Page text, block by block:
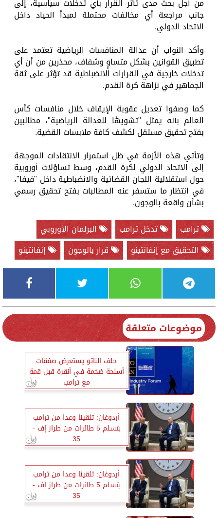
من أجل بحث مدى تأثر القرار بأي تدخلات سياسية، إلى
جانب مراجعة أي مخالفات محتملة لمبدأ الحياد داخل
الاتحاد الدولي.
وأكد النواب أن عدالة المنافسات الرياضية تعتمد على
تطبيق القوانين بشكل متساوٍ وشفاف، محذرين من أن أي
تدخلات خارجية في القرارات الانضباطية قد تؤثر على ثقة
الجماهير في نزاهة كرة القدم.
كما وصفوا تعديل عقوبة الإيقاف خلال منافسات كأس
العالم بأنه يمثل "تشويهًا للعدالة الرياضية"، مطالبين
بفتح تحقيق مستقل لكشف كافة ملابسات القضية.
وتأتي هذه الأزمة في ظل استمرار الانتقادات الموجهة
إلى الاتحاد الدولي لكرة القدم، وسط تساؤلات أوروبية
حول استقلالية اللجان القضائية والانضباطية داخل "فيفا"،
في انتظار ما ستسفر عنه المطالبات بفتح تحقيق رسمي
بشأن واقعة بالوجون.
ترامب
تدخل ترامب
البرلمان الأوروبي
التحقيق مع إنفانتينو
قرار بالوجون إنفانتينو
موضوعات متعلقة
حلف الناتو يستعرض صفقات
أسلحة ضخمة في أنقرة قبل قمة
مع ترامب
أردوغان: تلقينا وعدا من ترامب
بتسلم 5 طائرات من طراز إف -
35
أردوغان: تلقينا وعدا من ترامب
بتسلم 5 طائرات من طراز إف -
35